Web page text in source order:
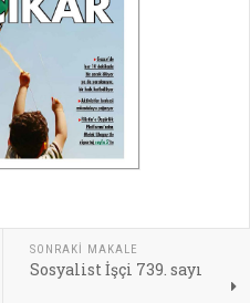
SONRAKI MAKALE
Sosyalist İşçi 739. sayı